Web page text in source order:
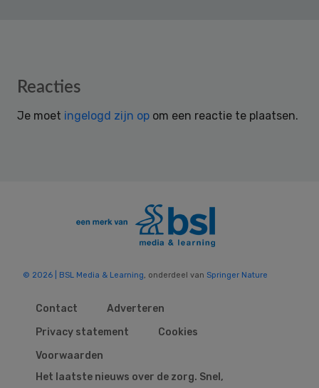
Reader
Reacties
Je moet ingelogd zijn op om een reactie te plaatsen.
© 2026 | BSL Media & Learning , onderdeel van Springer Nature
Contact
Adverteren
Privacy statement
Cookies
Voorwaarden
Het laatste nieuws over de zorg. Snel,